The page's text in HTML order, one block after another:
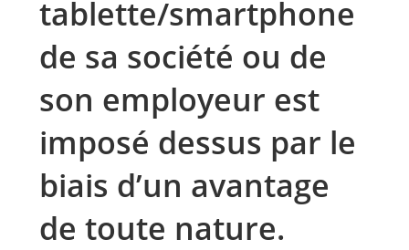
tablette/smartphone
de sa société ou de
son employeur est
imposé dessus par le
biais d’un avantage
de toute nature.